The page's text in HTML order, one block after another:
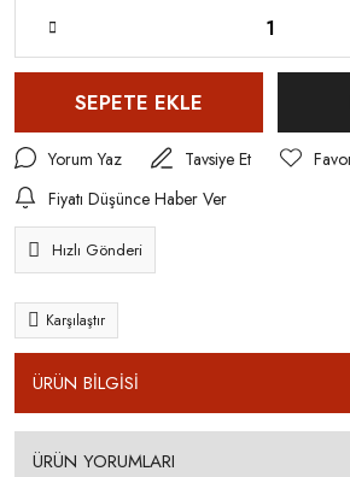
SEPETE EKLE
Yorum Yaz
Tavsiye Et
Fiyatı Düşünce Haber Ver
Hızlı Gönderi
Karşılaştır
ÜRÜN BİLGİSİ
ÜRÜN YORUMLARI